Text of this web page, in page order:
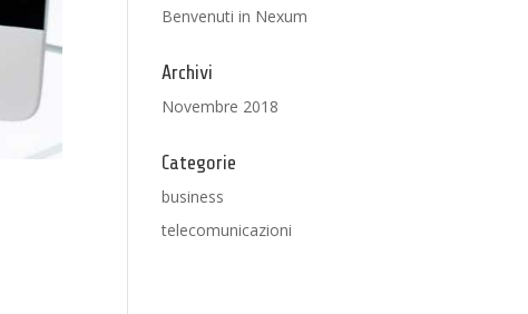
Benvenuti in Nexum
Archivi
Novembre 2018
Categorie
business
telecomunicazioni